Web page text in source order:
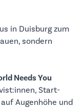
in Duisburg zum
sondern
Needs You
Start-
Augenhöhe und